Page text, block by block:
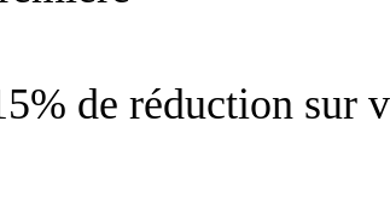
de réduction sur